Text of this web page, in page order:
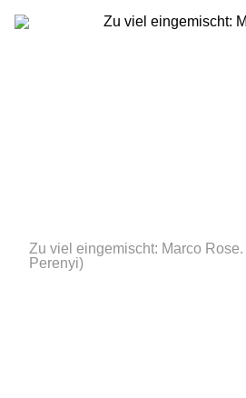
Zu viel eingemischt: Marco Rose.
Perenyi)